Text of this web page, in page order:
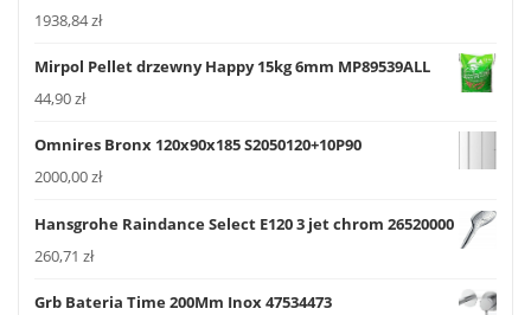
1938,84zł
Mirpol Pellet drzewny Happy 15kg 6mm MP89539ALL
44,90zł
Omnires Bronx 120x90x185 S2050120+10P90
2000,00zł
Hansgrohe Raindance Select E120 3 jet chrom 26520000
260,71 zł
Grb Bateria Time 200Mm Inox 47534473